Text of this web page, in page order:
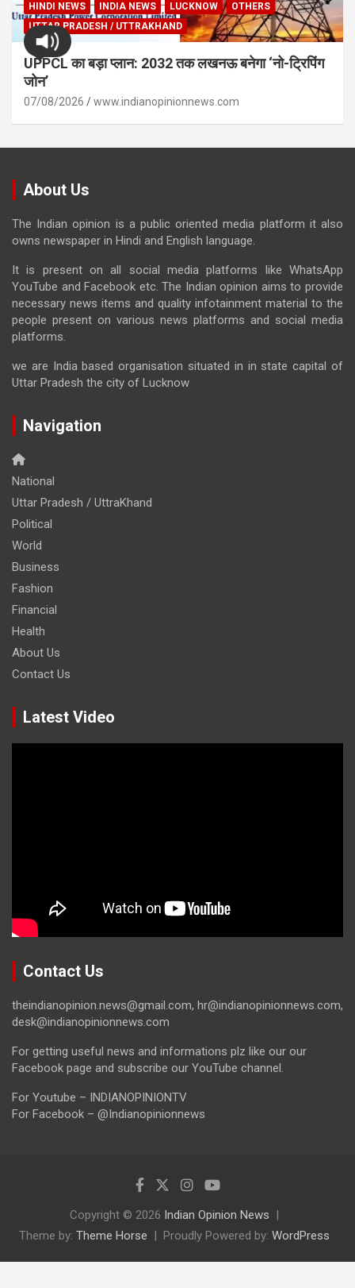
HINDI NEWS INDIA NEWS LUCKNOW
OTHERS
UTTAR PRADESH / UTTRAKHAND
UPPCL का बड़ा प्लान: 2032 तक लखनऊ बनेगा ‘नो-ट्रिपिंग
जोन’
07/08/2026 www.indianopinionnews.com
About Us
The Indian opinion is a public oriented media platform it also
owns newspaper in Hindi and English language.
It is present on all social media platforms like WhatsApp
YouTube and Facebook etc. The Indian opinion aims to provide
necessary news items and quality infotainment material to the
people present on various news platforms and social media
platforms.
we are India based organisation situated in in state capital of
Uttar Pradesh the city of Lucknow
Navigation
National
Uttar Pradesh / UttraKhand
Political
World
Business
Fashion
Financial
Health
About Us
Contact Us
Latest Video
Contact Us
theindianopinion.news@gmail.com, hr@indianopinionnews.com,
desk@indianopinionnews.com
For getting useful news and informations plz like our our
Facebook page and subscribe our YouTube channel.
For Youtube – INDIANOPINIONTV
For Facebook – @Indianopinionnews
Copyright © 2026 Indian Opinion News
Theme by: Theme Horse Proudly Powered by: WordPress